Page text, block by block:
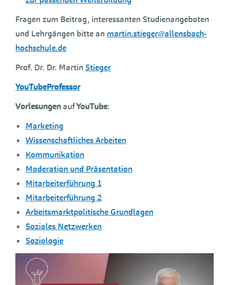
Fragen zum Beitrag, interessanten Studienangeboten
und Lehrgängen bitte an martin.stieger@allensbach-
hochschule.de
Prof. Dr. Dr. Martin Stieger
YouTubeProfessor
VorlesungenaufYouTube:
Marketing
Wissenschaftliches Arbeiten
Kommunikation
Moderation und Präsentation
Mitarbeiterführung 1
Mitarbeiterführung 2
Arbeitsmarktpolitische Grundlagen
Soziales Netzwerken
Soziologie